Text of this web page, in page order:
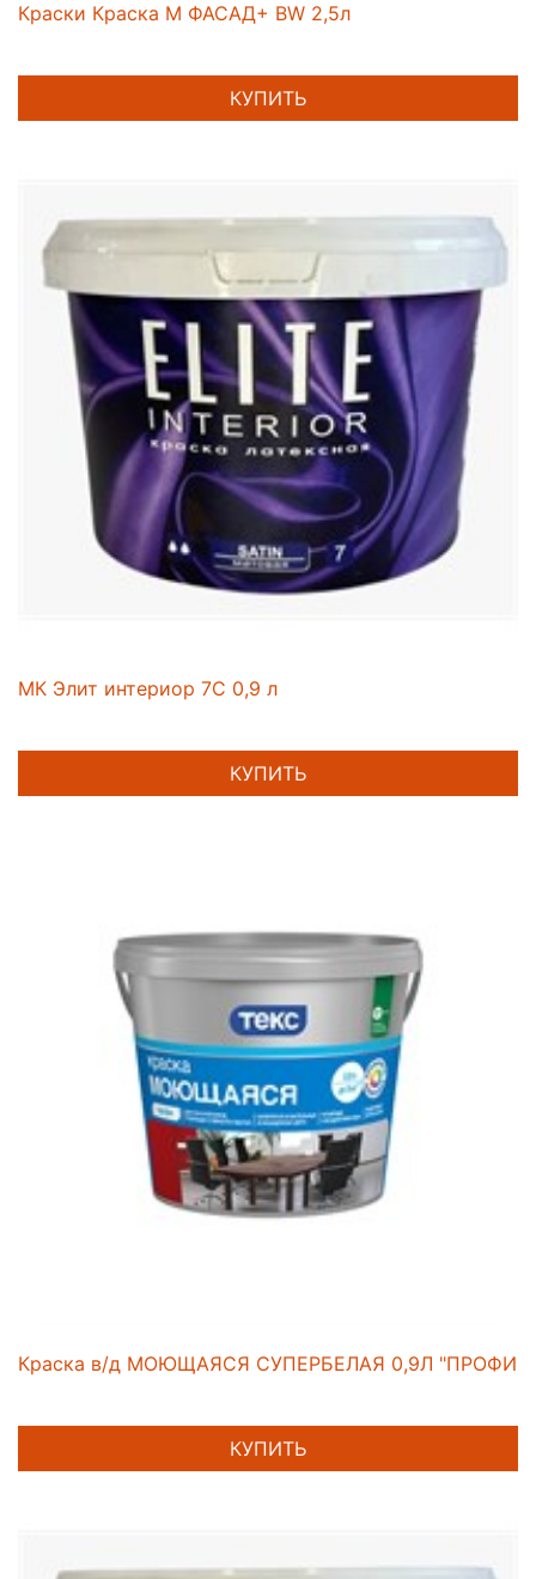
Краски Краска M ФАСАД+ BW 2,5л
КУПИТЬ
МК Элит интериор 7С 0,9 л
КУПИТЬ
Краска в/д МОЮЩАЯСЯ СУПЕРБЕЛАЯ 0,9Л "ПРОФИ"
КУПИТЬ